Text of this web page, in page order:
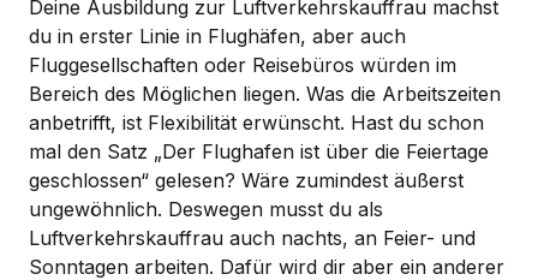
Deine Ausbildung zur Luftverkehrskauffrau machst
du in erster Linie in Flughäfen, aber auch
Fluggesellschaften oder Reisebüros würden im
Bereich des Möglichen liegen. Was die Arbeitszeiten
anbetrifft, ist Flexibilität erwünscht. Hast du schon
mal den Satz „Der Flughafen ist über die Feiertage
geschlossen“ gelesen? Wäre zumindest äußerst
ungewöhnlich. Deswegen musst du als
Luftverkehrskauffrau auch nachts, an Feier- und
Sonntagen arbeiten. Dafür wird dir aber ein anderer